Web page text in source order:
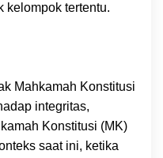
kelompok tertentu.
Mahkamah Konstitusi
integritas,
Konstitusi (MK)
saat ini, ketika